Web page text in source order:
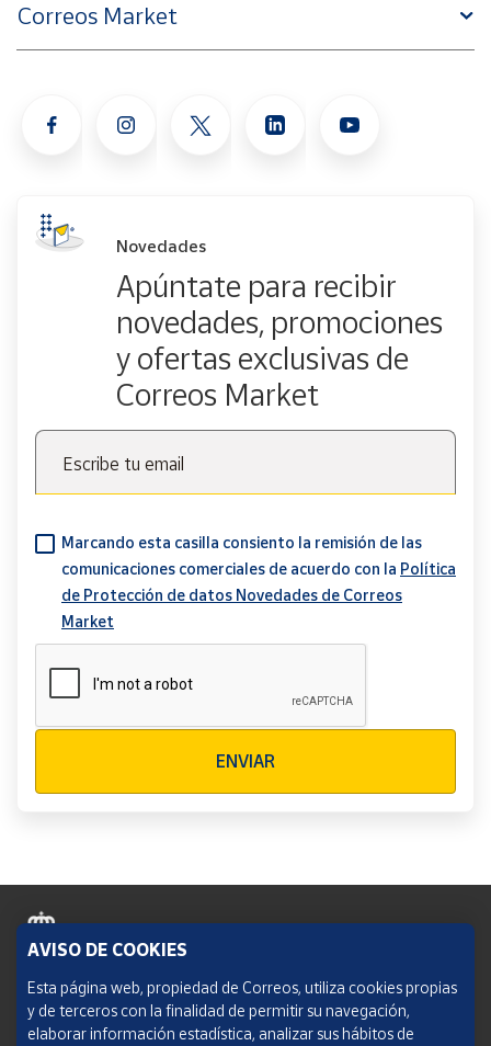
Correos Market
Novedades
Apúntate para recibir
novedades, promociones
y ofertas exclusivas de
Correos Market
Escribe tu email
Marcando esta casilla consiento la remisión de las
comunicaciones comerciales de acuerdo con la Política
de Protección de datos Novedades de Correos
Market
ENVIAR
Política de cookies
Aviso legal
AVISO DE COOKIES
Esta página web, propiedad de Correos, utiliza cookies propias
y de terceros con la finalidad de permitir su navegación,
elaborar información estadística, analizar sus hábitos de